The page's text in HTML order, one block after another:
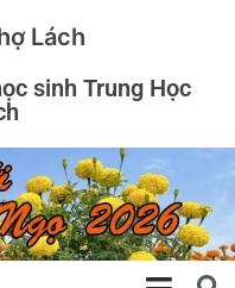
Lách
sinh Trung Học